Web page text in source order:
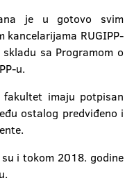
je u gotovo svim
kancelarijama RUGIPP-
sa Programom o
u.
fakultet imaju potpisan
ostalog predviđeno i
i tokom 2018. godine